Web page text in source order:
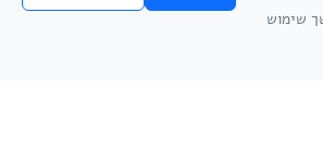
תקנון למניעת הטרדה מיניתשימוש